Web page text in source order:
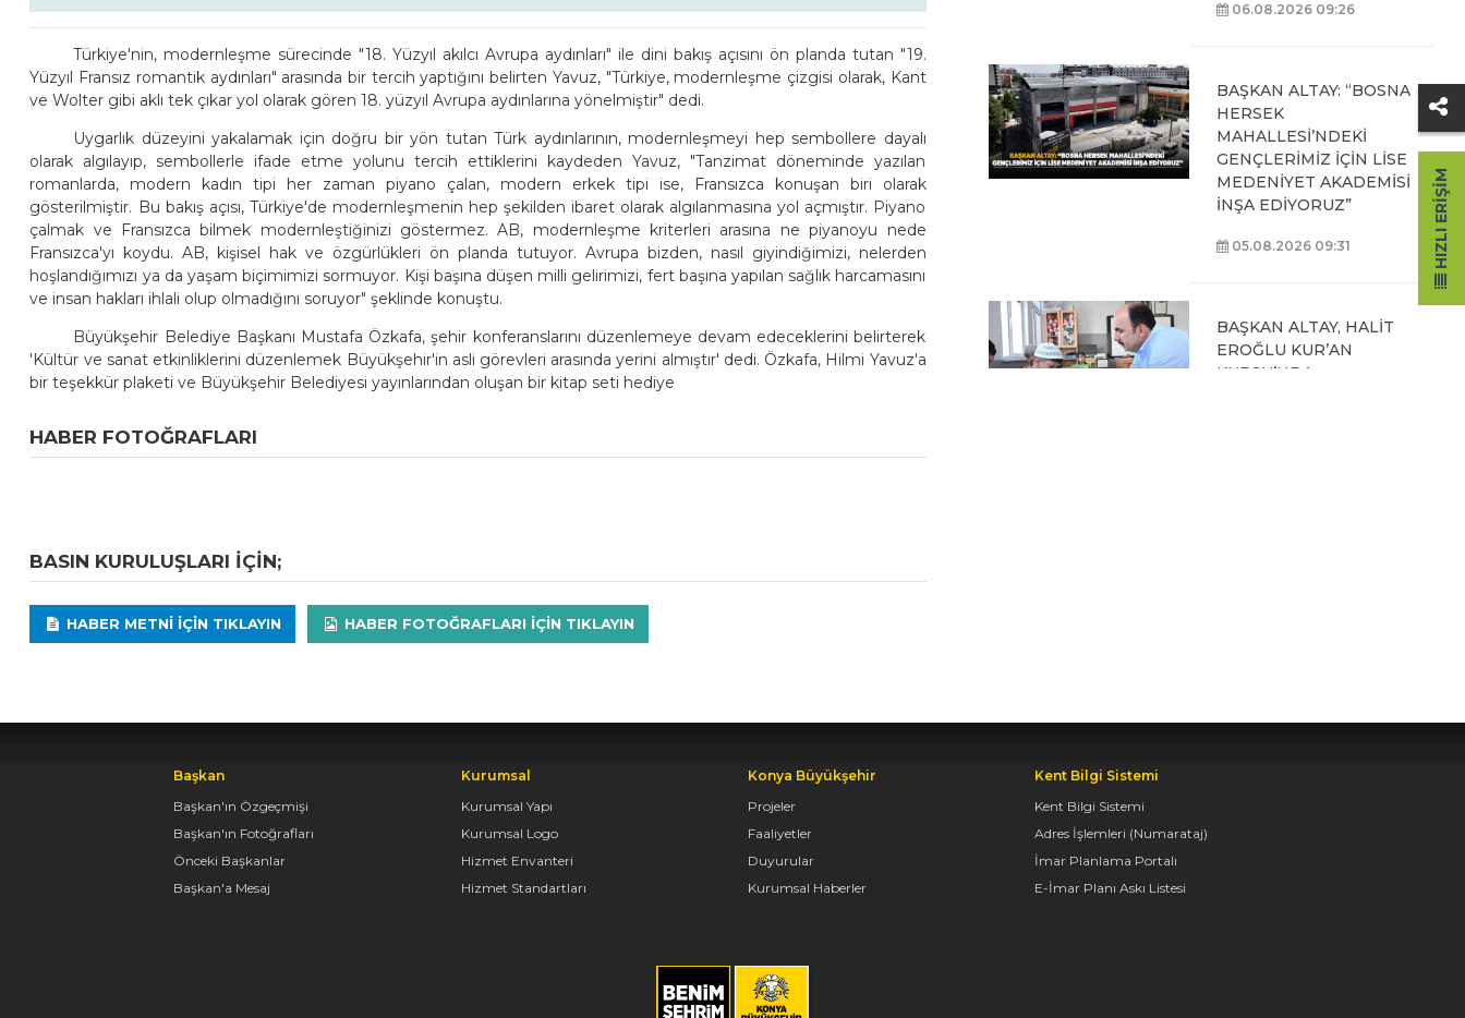
Türkiye'nin, modernleşme sürecinde "18. Yüzyıl akılcı Avrupa aydınları" ile dini bakış açısını ön planda tutan "19.
Yüzyıl Fransız romantik aydınları" arasında bir tercih yaptığını belirten Yavuz, "Türkiye, modernleşme çizgisi olarak, Kant
ve Wolter gibi aklı tek çıkar yol olarak gören 18. yüzyıl Avrupa aydınlarına yönelmiştir" dedi.
Uygarlık düzeyini yakalamak için doğru bir yön tutan Türk aydınlarının, modernleşmeyi hep sembollere dayalı
olarak algılayıp, sembollerle ifade etme yolunu tercih ettiklerini kaydeden Yavuz, "Tanzimat döneminde yazılan
romanlarda, modern kadın tipi her zaman piyano çalan, modern erkek tipi ise, Fransızca konuşan biri olarak
gösterilmiştir. Bu bakış açısı, Türkiye'de modernleşmenin hep şekilden ibaret olarak algılanmasına yol açmıştır. Piyano
çalmak ve Fransızca bilmek modernleştiğinizi göstermez. AB, modernleşme kriterleri arasına ne piyanoyu nede
Fransızca'yı koydu. AB, kişisel hak ve özgürlükleri ön planda tutuyor. Avrupa bizden, nasıl giyindiğimizi, nelerden
hoşlandığımızı ya da yaşam biçimimizi sormuyor. Kişi başına düşen milli gelirimizi, fert başına yapılan sağlık harcamasını
ve insan hakları ihlali olup olmadığını soruyor" şeklinde konuştu.
Büyükşehir Belediye Başkanı Mustafa Özkafa, şehir konferanslarını düzenlemeye devam edeceklerini belirterek
'Kültür ve sanat etkinliklerini düzenlemek Büyükşehir'in asli görevleri arasında yerini almıştır' dedi. Özkafa, Hilmi Yavuz'a
bir teşekkür plaketi ve Büyükşehir Belediyesi yayınlarından oluşan bir kitap seti hediye
HABER FOTOĞRAFLARI
BASIN KURULUŞLARI IÇIN;
HABER METNI IÇIN TIKLAYIN HABER FOTOĞRAFLARI IÇIN TIKLAYIN
06.08.2026 09:26
BAŞKAN ALTAY: “BOSNA
HERSEK
MAHALLESİ’NDEKİ
GENÇLERİMİZ İÇİN LİSE
MEDENİYET AKADEMİSİ
İNŞA EDİYORUZ”
05.08.2026 09:31
BAŞKAN ALTAY, HALİT
EROĞLU KUR’AN
KURSU’NDA
Başkan
Başkan'ın Özgeçmişi
Başkan'ın Fotoğrafları
Önceki Başkanlar
Başkan'a Mesaj
Kurumsal
Kurumsal Yapı
Kurumsal Logo
Hizmet Envanteri
Hizmet Standartları
Konya Büyükşehir
Projeler
Faaliyetler
Duyurular
Kurumsal Haberler
Kent Bilgi Sistemi
Kent Bilgi Sistemi
Adres İşlemleri (Numarataj)
İmar Planlama Portalı
E-İmar Planı Askı Listesi
HIZLI ERIŞIM